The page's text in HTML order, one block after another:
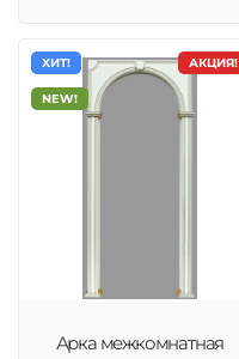
АКЦИЯ!
ХИТ!
NEW!
Арка межкомнатная